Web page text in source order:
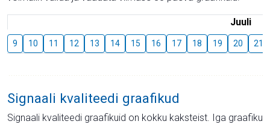
Juuli
9 10 11 12 13 14 15 16 17 18 19 20 21
Signaali kvaliteedi graafikud
Signaali kvaliteedi graafikuid on kokku kaksteist. Iga graafiku